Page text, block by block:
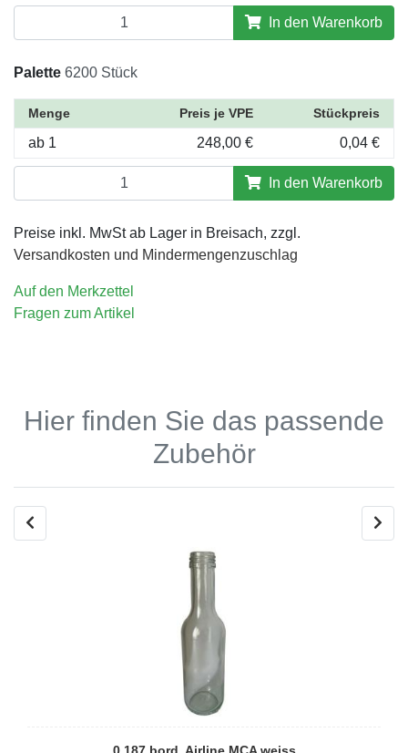
In den Warenkorb
Palette 6200 Stück
Menge Preis je VPE Stückpreis
ab 1 248,00 € 0,04 €
In den Warenkorb
Preise inkl. MwSt ab Lager in Breisach, zzgl.
Versandkosten und Mindermengenzuschlag
Auf den Merkzettel
Fragen zum Artikel
Hier finden Sie das passende
Zubehör